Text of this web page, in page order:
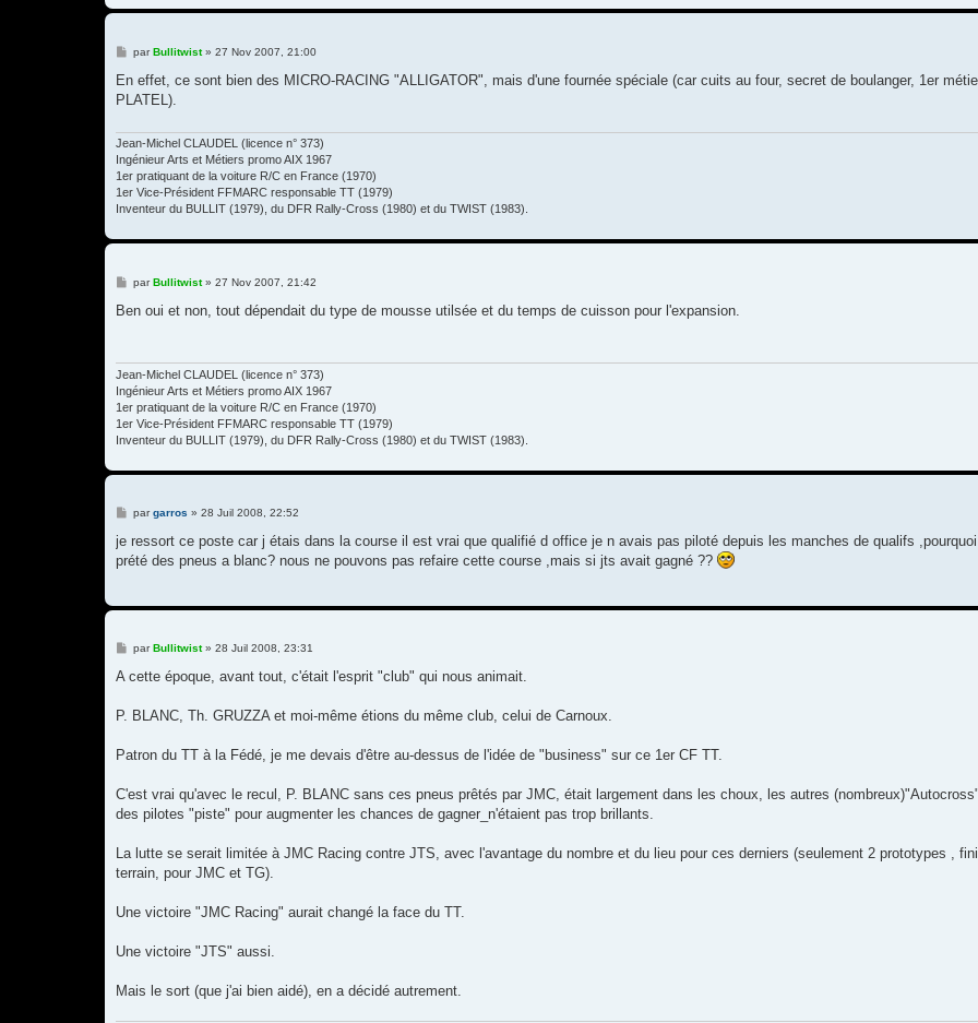
M
s
a
parBullitwist» 27 Nov 2007, 21:00
En effet, ce sont bien des MICRO-RACING "ALLIGATOR", mais d'une fournée spéciale (car cuits au four, secret de boulanger, 1er
PLATEL).
Jean-Michel CLAUDEL (licence n° 373)
Ingénieur Arts et Métiers promo AIX 1967
1er pratiquant de la voiture R/C en France (1970)
1er Vice-Président FFMARC responsable TT (1979)
Inventeur du BULLIT (1979), du DFR Rally-Cross (1980) et du TWIST (1983).
M
s
parBullitwist» 27 Nov 2007, 21:42
Ben oui et non, tout dépendait du type de mousse utilsée et du temps de cuisson pour l'expansion.
Jean-Michel CLAUDEL (licence n° 373)
Ingénieur Arts et Métiers promo AIX 1967
1er pratiquant de la voiture R/C en France (1970)
1er Vice-Président FFMARC responsable TT (1979)
Inventeur du BULLIT (1979), du DFR Rally-Cross (1980) et du TWIST (1983).
M
s
a
pargarros » 28 Juil 2008, 22:52
je ressort ce poste car j étais dans la course il est vrai que qualifié d office je n avais pas piloté depuis les manches de qualifs
prété des pneus a blanc? nous ne pouvons pas refaire cette course ,mais si jts avait gagné ??
M
s
g
parBullitwist» 28 Juil 2008, 23:31
A cette époque, avant tout, c'était l'esprit "club" qui nous animait.
P. BLANC, Th. GRUZZA et moi-même étions du même club, celui de Carnoux.
Patron du TT à la Fédé, je me devais d'être au-dessus de l'idée de "business" sur ce 1er CF TT.
C'est vrai qu'avec le recul, P. BLANC sans ces pneus prêtés par JMC, était largement dans les choux, les autres
des pilotes "piste" pour augmenter les chances de gagner_n'étaient pas trop brillants.
La lutte se serait limitée à JMC Racing contre JTS, avec l'avantage du nombre et du lieu pour ces derniers (seulement 2 prototypes ,
terrain, pour JMC et TG).
Une victoire "JMC Racing" aurait changé la face du TT.
Une victoire "JTS" aussi.
Mais le sort (que j'ai bien aidé), en a décidé autrement.